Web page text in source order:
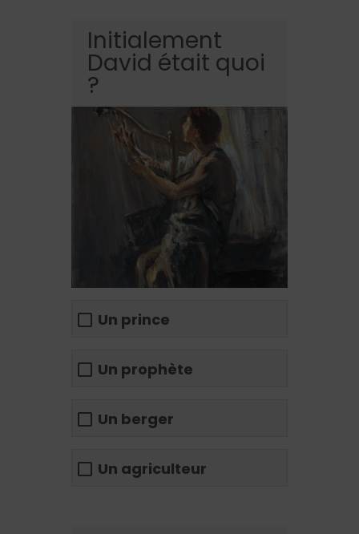
Initialement
David était quoi
?
Un prince
Un prophète
Un berger
Un agriculteur